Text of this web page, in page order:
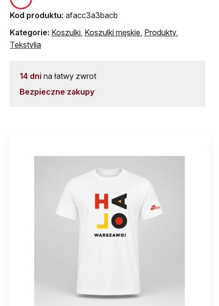
„Halo
Warszawo”
biała
Kod produktu: afacc3a3bacb
Kategorie: Koszulki, Koszulki męskie, Produkty,
Tekstylia
14 dni na łatwy zwrot
Bezpieczne zakupy